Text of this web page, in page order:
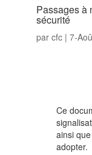
Passages à
sécurité
par cfc| 7-
Ce
ainsi
adopter.